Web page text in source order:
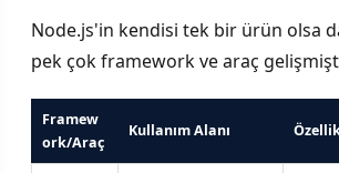
Node.js'in kendisi tek bir ürün olsa
pek çok framework ve araç
Framew
ork/Araç
Kullanım Alanı